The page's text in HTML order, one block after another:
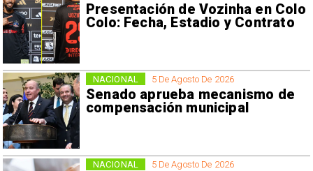
Presentación de Vozinha en Colo
Colo: Fecha, Estadio y Contrato
5 De Agosto De 2026
Senado aprueba mecanismo de
compensación municipal
NACIONAL
5 De Agosto De 2026
NACIONAL